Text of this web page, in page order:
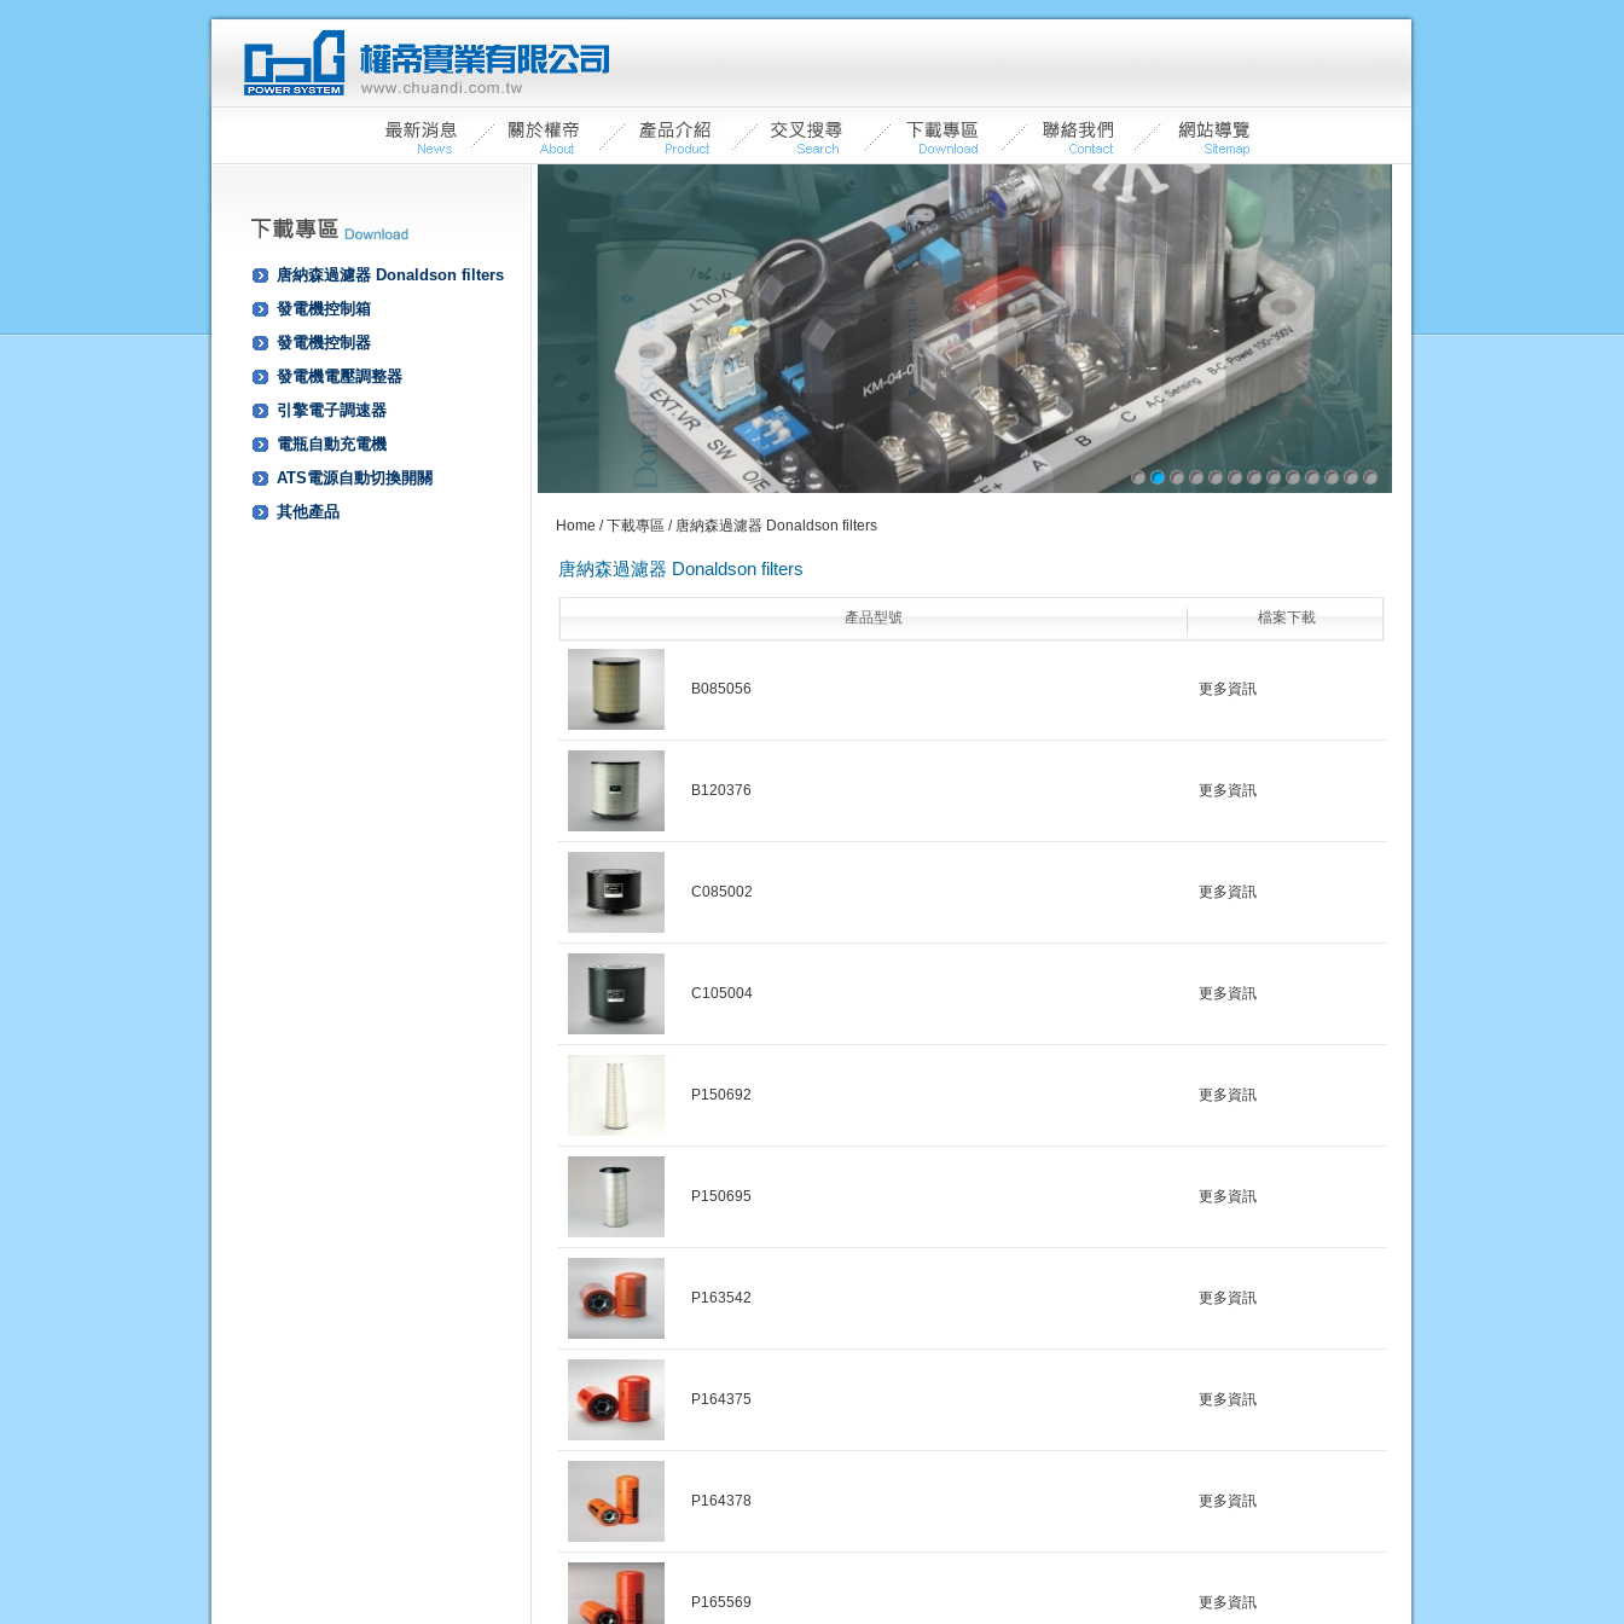
唐納森過濾器 Donaldson filters
發電機控制箱
發電機控制器
發電機電壓調整器
引擎電子調速器
電瓶自動充電機
ATS電源自動切換開關
其他產品
Home /下載專區 / 唐納森過濾器 Donaldson filters
唐納森過濾器 Donaldson filters
產品型號 檔案下載
B085056 更多資訊
B120376 更多資訊
C085002 更多資訊
C105004 更多資訊
P150692 更多資訊
P150695 更多資訊
P163542 更多資訊
P164375 更多資訊
P164378 更多資訊
P165569 更多資訊